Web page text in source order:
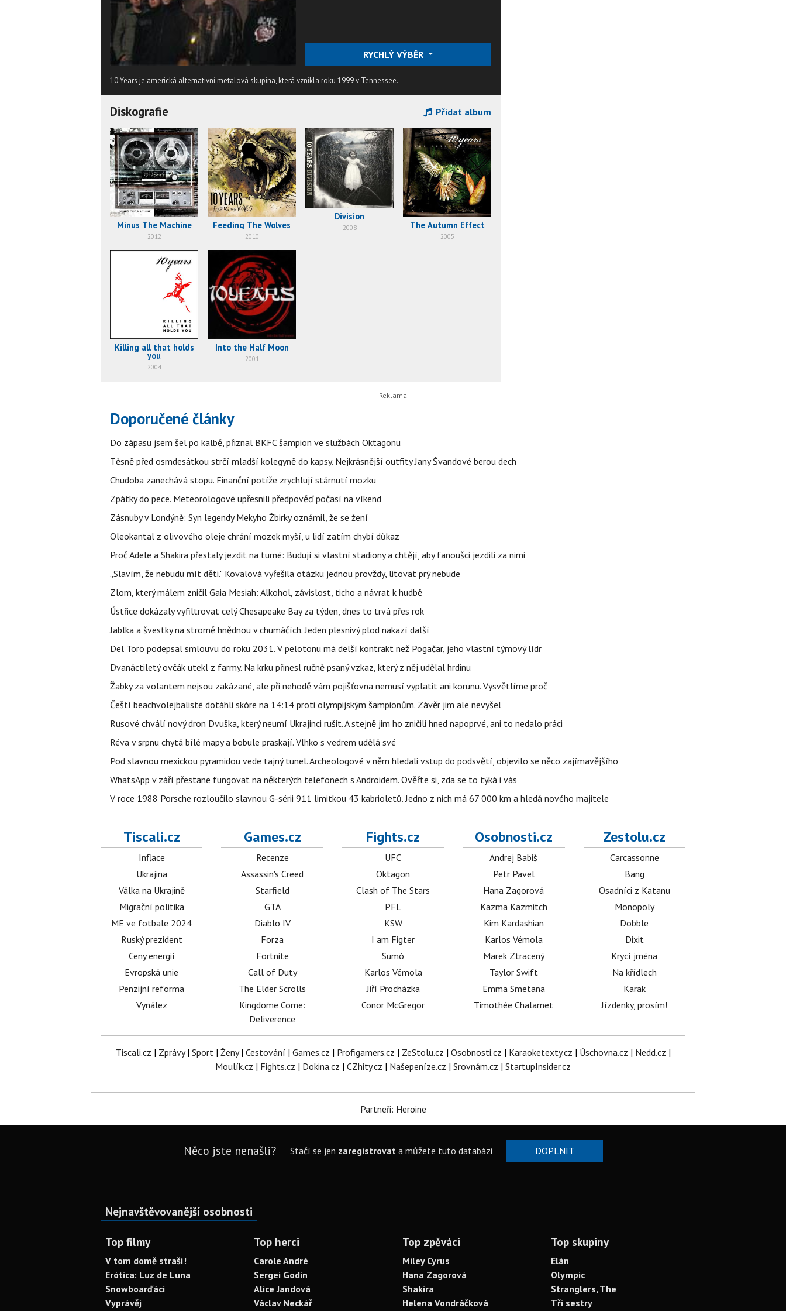
RYCHLÝ VÝBĚR
10 Years je americká alternativní metalová skupina, která vznikla roku 1999 v Tennessee.
Diskografie Přidat album
Minus The Machine
2012
Feeding The Wolves
2010
Division
2008 The Autumn Effect
2005
Killing all that holds
you
2004
Into the Half Moon
2001
Doporučené články
Do zápasu jsem šel po kalbě, přiznal BKFC šampion ve službách Oktagonu
Těsně před osmdesátkou strčí mladší kolegyně do kapsy. Nejkrásnější outfity Jany Švandové berou dech
Chudoba zanechává stopu. Finanční potíže zrychlují stárnutí mozku
Zpátky do pece. Meteorologové upřesnili předpověď počasí na víkend
Zásnuby v Londýně: Syn legendy Mekyho Žbirky oznámil, že se žení
Oleokantal z olivového oleje chrání mozek myší, u lidí zatím chybí důkaz
Proč Adele a Shakira přestaly jezdit na turné: Budují si vlastní stadiony a chtějí, aby fanoušci jezdili za nimi
„Slavím, že nebudu mít děti." Kovalová vyřešila otázku jednou provždy, litovat prý nebude
Zlom, který málem zničil Gaia Mesiah: Alkohol, závislost, ticho a návrat k hudbě
Ústřice dokázaly vyfiltrovat celý Chesapeake Bay za týden, dnes to trvá přes rok
Jablka a švestky na stromě hnědnou v chumáčích. Jeden plesnivý plod nakazí další
Del Toro podepsal smlouvu do roku 2031. V pelotonu má delší kontrakt než Pogačar, jeho vlastní týmový lídr
Dvanáctiletý ovčák utekl z farmy. Na krku přinesl ručně psaný vzkaz, který z něj udělal hrdinu
Žabky za volantem nejsou zakázané, ale při nehodě vám pojišťovna nemusí vyplatit ani korunu. Vysvětlíme proč
Čeští beachvolejbalisté dotáhli skóre na 14:14 proti olympijským šampionům. Závěr jim ale nevyšel
Rusové chválí nový dron Dvuška, který neumí Ukrajinci rušit. A stejně jim ho zničili hned napoprvé, ani to nedalo práci
Réva v srpnu chytá bílé mapy a bobule praskají. Vlhko s vedrem udělá své
Pod slavnou mexickou pyramidou vede tajný tunel. Archeologové v něm hledali vstup do podsvětí, objevilo se něco zajímavějšího
WhatsApp v září přestane fungovat na některých telefonech s Androidem. Ověřte si, zda se to týká i vás
V roce 1988 Porsche rozloučilo slavnou G-sérii 911 limitkou 43 kabrioletů. Jedno z nich má 67 000 km a hledá nového majitele
Tiscali.cz
Inflace
Ukrajina
Válka na Ukrajině
Migrační politika
ME ve fotbale 2024
Ruský prezident
Ceny energií
Evropská unie
Penzijní reforma
Vynález
Games.cz
Recenze
Assassin's Creed
Starfield
GTA
Diablo IV
Forza
Fortnite
Call of Duty
The Elder Scrolls
Kingdome Come:
Deliverence
Fights.cz
UFC
Oktagon
Clash of The Stars
PFL
KSW
I am Figter
Sumó
Karlos Vémola
Jiří Procházka
Conor McGregor
Osobnosti.cz
Andrej Babiš
Petr Pavel
Hana Zagorová
Kazma Kazmitch
Kim Kardashian
Karlos Vémola
Marek Ztracený
Taylor Swift
Emma Smetana
Timothée Chalamet
Zestolu.cz
Carcassonne
Bang
Osadníci z Katanu
Monopoly
Dobble
Dixit
Krycí jména
Na křídlech
Karak
Jízdenky, prosím!
Tiscali.cz | Zprávy| Sport| Ženy| Cestování | Games.cz | Profigamers.cz | ZeStolu.cz | Osobnosti.cz | Karaoketexty.cz | Úschovna.cz | Nedd.cz |
Moulík.cz | Fights.cz | Dokina.cz | CZhity.cz | Našepeníze.cz | Srovnám.cz | StartupInsider.cz
Partneři: Heroine
Něco jste nenašli? Stačí se jen zaregistrovata můžete tuto databázi DOPLNIT
Nejnavštěvovanější osobnosti
Top filmy
V tom domě straší!
Erótica: Luz de Luna
Snowboarďáci
Vyprávěj
Top herci
Carole André
Sergei Godin
Alice Jandová
Václav Neckář
Top zpěváci
Miley Cyrus
Hana Zagorová
Shakira
Helena Vondráčková
Top skupiny
Elán
Olympic
Stranglers, The
Tři sestry